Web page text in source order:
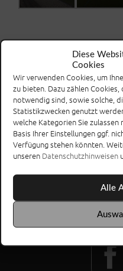
Diese
Cookies
Wir verwenden Cookies, um
zu bieten. Dazu zählen
notwendig sind, sowie solche,
Statistikzwecken genutzt
welche Kategorien Sie
Basis Ihrer Einstellungen ggf.
Verfügung stehen könnten.
unseren Datenschutzhinweisen
Alle
VORHERIGER BEITRAG
Groundspotting: Franz-
Godesberger